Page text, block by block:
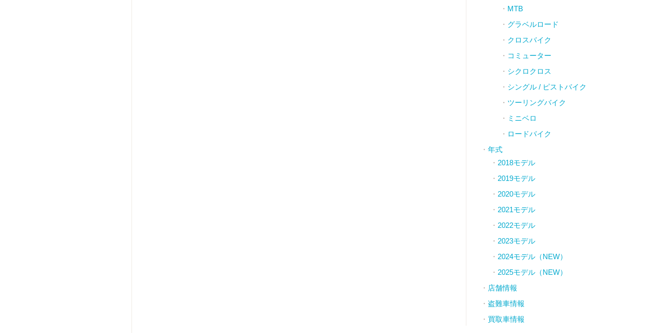
MTB
グラベルロード
クロスバイク
コミューター
シクロクロス
シングル / ピストバイク
ツーリングバイク
ミニベロ
ロードバイク
年式
2018モデル
2019モデル
2020モデル
2021モデル
2022モデル
2023モデル
2024モデル（NEW）
2025モデル（NEW）
店舗情報
盗難車情報
買取車情報